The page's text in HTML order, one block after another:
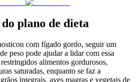
plano de dieta
com fígado gordo, seguir um
peso pode ajudar a lidar com essa
alimentos gordurosos,
saturadas, enquanto se faz a
integrais, aves magras e vegetais de